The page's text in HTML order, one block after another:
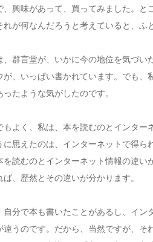
、興味があって、買ってみました。
れが何なんだろうと考えていると、ふ
、群言堂が、いかに今の地位を気づい
が、いっぱい書かれています。でも
ったような気がしたのです。
もよく、私は、本を読むのとインタ
に思えたのは、インターネットで得
を読むのとインターネット情報の違い
ば、歴然とその違いが分かります。
自分で本も書いたことがあるし、イ
違うのです。だから、当然ですが、そ